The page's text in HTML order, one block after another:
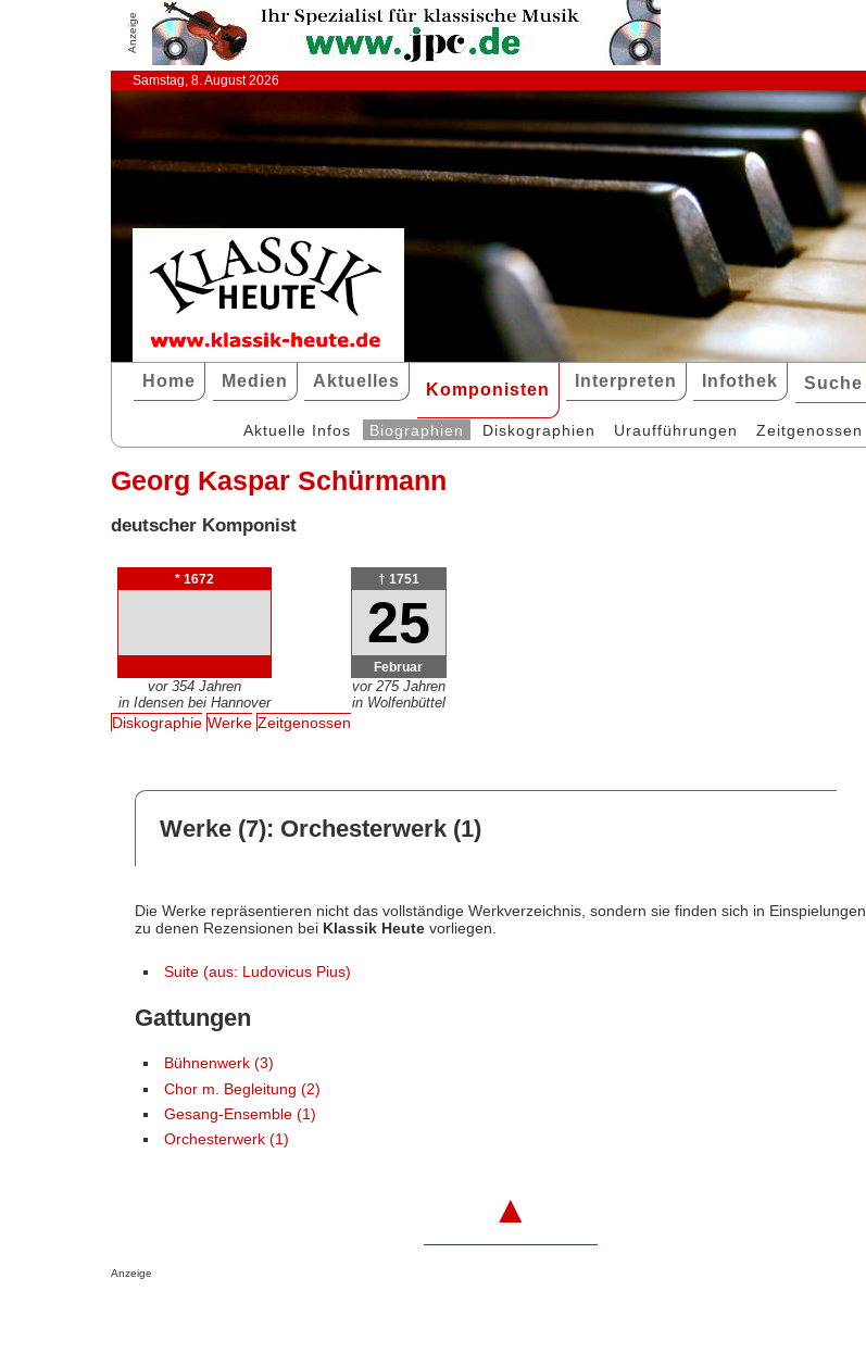
Anzeige
Samstag, 8. August 2026
Home Medien Aktuelles Komponisten Interpreten Infothek Suche
Aktuelle Infos Biographien Diskographien Uraufführungen Zeitgenossen
Georg Kaspar Schürmann
deutscher Komponist
* 1672
vor 354 Jahren
in Idensen bei Hannover
† 1751
25
Februar
vor 275 Jahren
in Wolfenbüttel
Diskographie Werke Zeitgenossen
Werke (7): Orchesterwerk (1)
Die Werke repräsentieren nicht das vollständige Werkverzeichnis, sondern sie finden sich in Einspielungen,
zu denen Rezensionen bei Klassik Heutevorliegen.
Suite (aus: Ludovicus Pius)
Gattungen
Bühnenwerk (3)
Chor m. Begleitung (2)
Gesang-Ensemble (1)
Orchesterwerk (1)
▲
Anzeige